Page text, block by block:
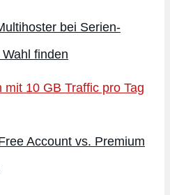
bei Serien-
finden
Account vs. Premium